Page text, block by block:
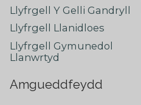
Llyfrgell Y Gelli Gandryll
Llyfrgell Llanidloes
Llyfrgell Gymunedol
Llanwrtyd
Amgueddfeydd